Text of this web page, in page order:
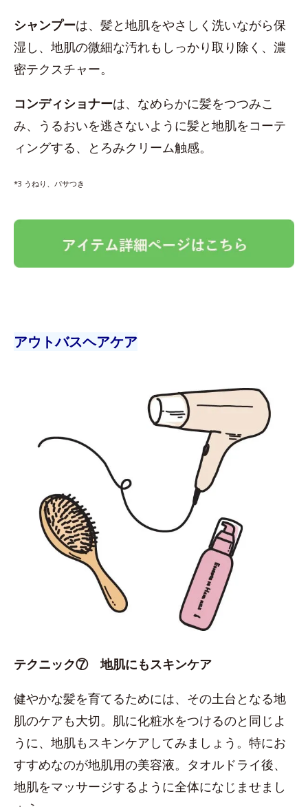
シャンプーは、髪と地肌をやさしく洗いながら保
湿し、地肌の微細な汚れもしっかり取り除く、濃
密テクスチャー。
コンディショナーは、なめらかに髪をつつみこ
み、うるおいを逃さないように髪と地肌をコーテ
ィングする、とろみクリーム触感。
*3 うねり、パサつき
アウトバスヘアケア
テクニック⑦ 地肌にもスキンケア
健やかな髪を育てるためには、その土台となる地
肌のケアも大切。肌に化粧水をつけるのと同じよ
うに、地肌もスキンケアしてみましょう。特にお
すすめなのが地肌用の美容液。タオルドライ後、
地肌をマッサージするように全体になじませまし